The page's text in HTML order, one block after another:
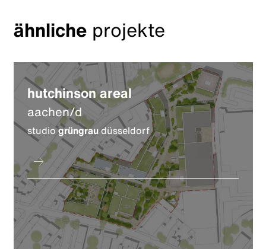
ähnlicheprojekte
hutchinson areal
aachen/d
studiogrüngraudüsseldorf